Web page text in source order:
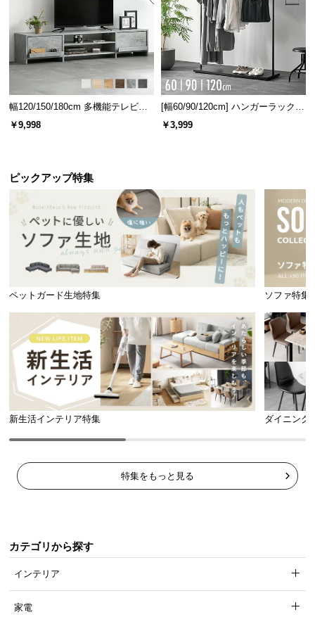
幅120/150/180cm 多機能テレビボ
ード 木目/石目調 オープン収納・
引き出し収納付き
￥9,998
[幅60/90/120cm] ハンガーラック
スチール 4段階高さ調節 サイドフ
ック オープンラック シンプル
￥3,999
ピックアップ特集
ペットガード生地特集 ソファ特集
新生活インテリア特集 ダイニング
特集をもっと見る
カテゴリから探す
インテリア
家電